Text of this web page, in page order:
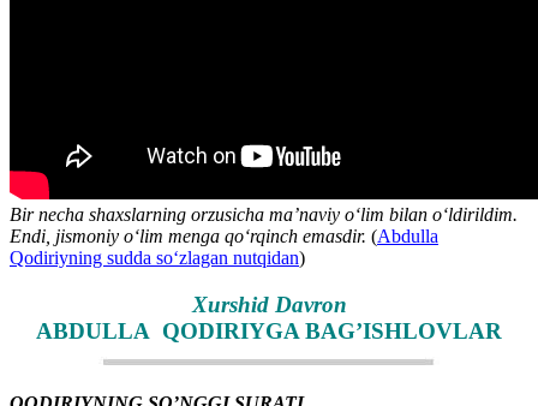
Bir necha shaxslarning orzusicha maʼnaviy oʻlim bilan oʻldirildim.
Endi, jismoniy oʻlim menga qoʻrqinch emasdir. (Abdulla
Qodiriyning sudda soʻzlagan nutqidan)
Xurshid Davron
ABDULLA QODIRIYGA BAG’ISHLOVLAR